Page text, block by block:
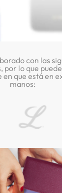
con las
por lo que
que está en
manos: